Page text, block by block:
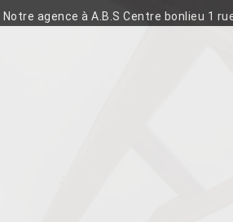
Notre agence à A.B.S Centre bonlieu 1